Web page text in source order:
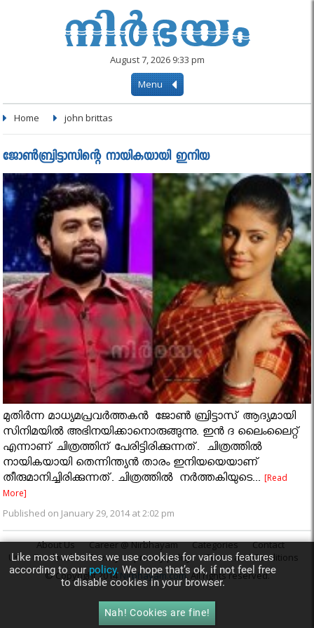
August 7, 2026 9:33 pm
Menu
Home john brittas
ജോണ്‍ബ്രിട്ടാസിന്റെ നായികയായി ഇനിയ
മുതിർന്ന മാധ്യമപ്രവർത്തകൻ ജോണ്‍ ബ്രിട്ടാസ് ആദ്യമായി
സിനിമയിൽ അഭിനയിക്കാനൊരുങ്ങുന്നു. ഇന്‍ ദ ലൈംലൈറ്റ്
എന്നാണ് ചിത്രത്തിന് പേരിട്ടിരിക്കുന്നത്‌. ചിത്രത്തിൽ
നായികയായി തെന്നിന്ത്യന്‍ താരം ഇനിയയെയാണ്
തീരുമാനിച്ചിരിക്കുന്നത്. ചിത്രത്തിൽ നർത്തകിയുടെ...[Read
More]
Published on January 29, 2014 at 2:02 pm
About Us Career @ Nirbhayam Categories
Contact
Us
Feedback Privacy privacy policy
Terms and Conditions
© Copyright 2014Nirbhayam.com. All rights reserved.
Like most websites we use cookies for various features
according to ourpolicy.We hope that’s ok, if not feel free
to disable cookies in your browser.
Nah! Cookies are fine!